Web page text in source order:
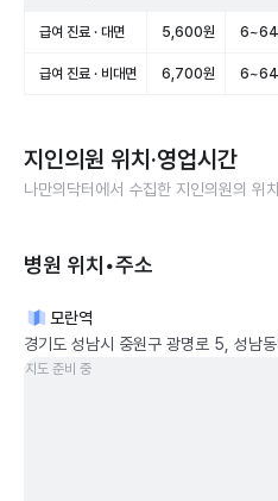
급여 진료 · 대면 5,600원 6~64
급여 진료 · 비대면 6,700원 6~64
지인의원 위치·영업시간
나만의닥터에서 수집한 지인의원의 위
병원 위치•주소
모란역
경기도 성남시 중원구 광명로 5, 성남
지도 준비 중